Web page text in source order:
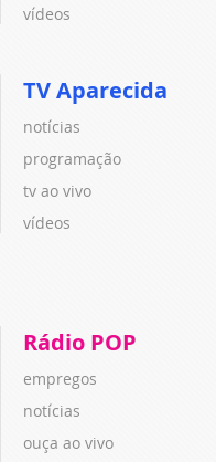
vídeos
TV Aparecida
notícias
programação
tv ao vivo
vídeos
Rádio POP
empregos
notícias
ouça ao vivo